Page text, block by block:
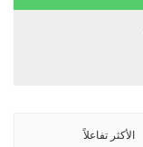
الأكثر تفاعلاً